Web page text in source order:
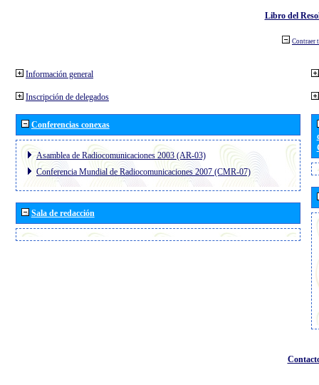
Libro del
Contraer
Información general
Inscripción de delegados
Conferencias conexas
Asamblea de Radiocomunicaciones 2003 (AR-03)
Conferencia Mundial de Radiocomunicaciones 2007 (CMR-07)
Sala de redacción